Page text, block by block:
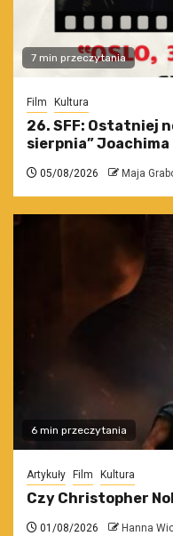
7 min przeczytania
Film Kultura
26. SFF: Ostatniej
sierpnia” Joachima
05/08/2026 Maja
6 min przeczytania
Artykuły Film Kultura
Czy Christopher
01/08/2026 Hanna